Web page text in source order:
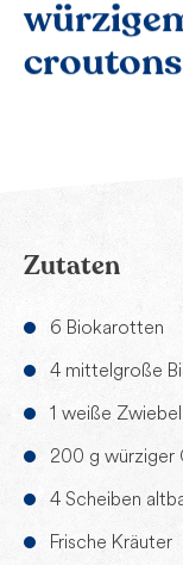
Zutaten
6 Biokarotten
4 mittelgroße
1 weiße Zwiebel
200 g würziger
4 Scheiben
Frische Kräuter